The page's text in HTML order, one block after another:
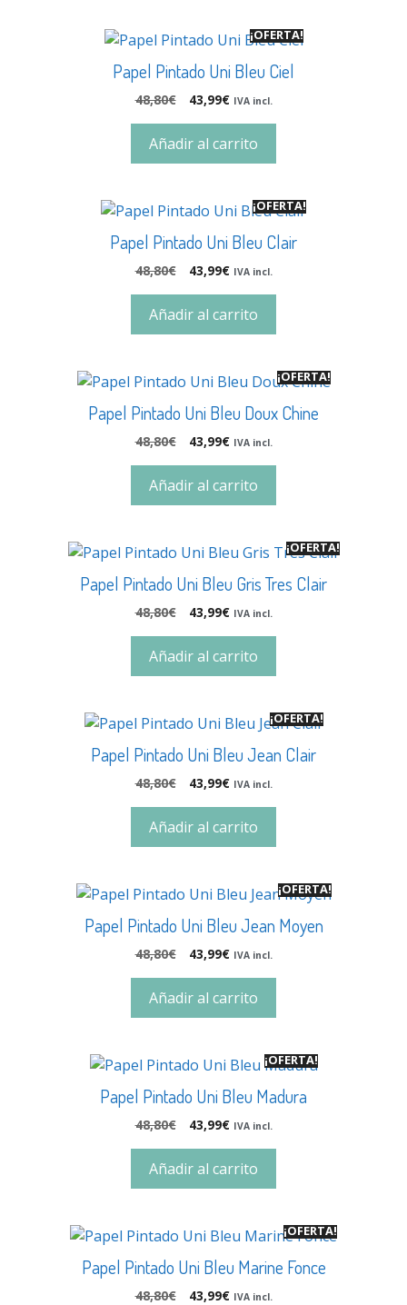
¡OFERTA!
Papel Pintado Uni Bleu Ciel
48,80€ 43,99€ IVA incl.
Añadir al carrito
¡OFERTA!
Papel Pintado Uni Bleu Clair
48,80€ 43,99€ IVA incl.
Añadir al carrito
¡OFERTA!
Papel Pintado Uni Bleu Doux Chine
48,80€ 43,99€ IVA incl.
Añadir al carrito
¡OFERTA!
Papel Pintado Uni Bleu Gris Tres Clair
48,80€ 43,99€ IVA incl.
Añadir al carrito
¡OFERTA!
Papel Pintado Uni Bleu Jean Clair
48,80€ 43,99€ IVA incl.
Añadir al carrito
¡OFERTA!
Papel Pintado Uni Bleu Jean Moyen
48,80€ 43,99€ IVA incl.
Añadir al carrito
¡OFERTA!
Papel Pintado Uni Bleu Madura
48,80€ 43,99€ IVA incl.
Añadir al carrito
¡OFERTA!
Papel Pintado Uni Bleu Marine Fonce
48,80€ 43,99€ IVA incl.